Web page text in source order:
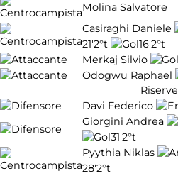
Molina Salvatore
Casiraghi Daniele
21'2°t 16'2°t
Merkaj Silvio
Odogwu Raphael
Riserve
Davi Federico
Giorgini Andrea
31'2°t
Pyythia Niklas
28'2°t